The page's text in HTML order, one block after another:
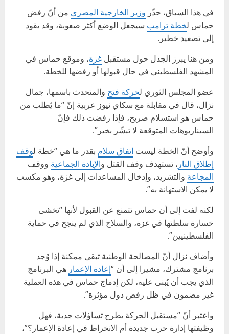
في هذا السياق، حذّر وزير الخارجية المصري من أنّ رفض
حماس لخطة ترامب سيجعل الوضع أكثر صعوبة، وقد يقود
إلى تصعيد خطير.
ومن هنا يبرز الجدل حول مستقبل غزة، وموقع حماس في
المشهد الفلسطيني في حال قبولها أو رفضها للخطة.
عضو المجلس الثوري لحركة فتح والمتحدث باسمها، جمال
نزال، قال في مقابلة مع سكاي نيوز عربية إنّ “ما يُطلب من
حماس هو استسلام صريح، فإذا رفضت ذلك فإنّ
السيناريوهات المتوقعة لا تبشّر بخير”.
وأوضح أنّ الخطة ليست اتفاق سلام بقدر ما هي “خطة لوقف
إطلاق النار ، تستهدف وقف القتل والإبادة الجماعية ووقف
المجاعة والتشريد، وإدخال المساعدات إلى غزة، وهو مكسب
لا يمكن الاستهانة به”.
لكنه لفت إلى أن حماس تتمنع عن القبول لأنها “تخشى
خسارة سلطتها في غزة، والسلاح الذي لم ينجح في حماية
الفلسطينيين”.
وأضاف نزال أنّ المصالحة الوطنية تبقى ممكنة إذا وُجد
برنامج مشترك، مشيرا إلى أن “إعادة الإعمار هي البرنامج
الذي يجب أن يُبنى عليه، لكن إدماج حماس في هذه العملية
غير مضمون في ظل رفض دول مؤثرة”.
واعتبر أنّ “مستقبل الحركة يطرح تساؤلات جدية، فهل
وظيفتها إدارة حرب جديدة أم الانخراط في إعادة الإعمار؟”،